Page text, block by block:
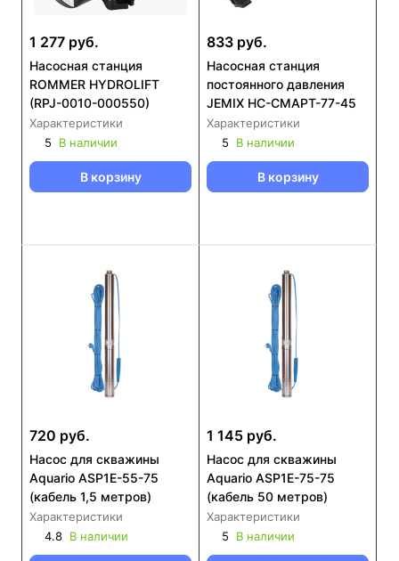
1 277 руб.
Насосная станция
ROMMER HYDROLIFT
(RPJ-0010-000550)
Характеристики
5
В наличии
В корзину
833 руб.
Насосная станция
постоянного давления
JEMIX НС-СМАРТ-77-45
Характеристики
5
В наличии
В корзину
720 руб.
Насос для скважины
Aquario ASP1E-55-75
(кабель 1,5 метров)
Характеристики
4.8 В наличии
1 145 руб.
Насос для скважины
Aquario ASP1E-75-75
(кабель 50 метров)
Характеристики
5
В наличии